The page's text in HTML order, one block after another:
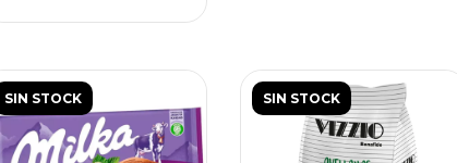
SIN STOCK SIN STOCK